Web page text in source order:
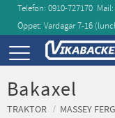
Meny
Telefon: 0910-727170 Mail:
Öppet: Vardagar 7-16
Bakaxel
TRAKTOR MASSEY